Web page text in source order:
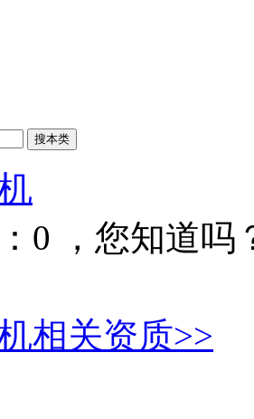
0 ，您知道
相关资质>>